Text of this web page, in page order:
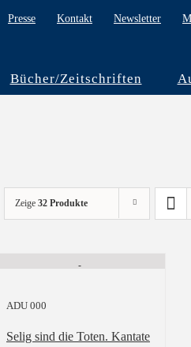
Presse Kontakt Newsletter
Bücher/Zeitschriften
Zeige 32 Produkte
ADU 000
Selig sind die Toten. Kantate